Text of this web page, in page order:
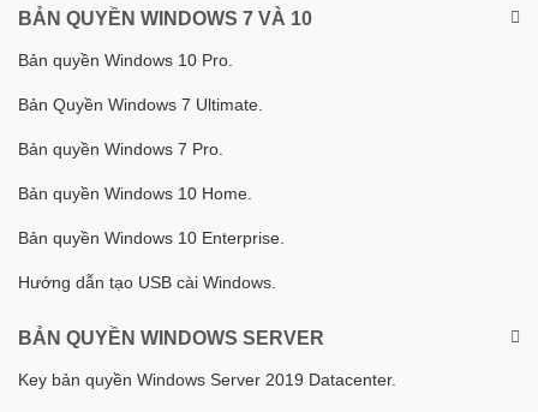
BẢN QUYỀN WINDOWS 7 VÀ 10
Bản quyền Windows 10 Pro.
Bản Quyền Windows 7 Ultimate.
Bản quyền Windows 7 Pro.
Bản quyền Windows 10 Home.
Bản quyền Windows 10 Enterprise.
Hướng dẫn tạo USB cài Windows.
BẢN QUYỀN WINDOWS SERVER
Key bản quyền Windows Server 2019 Datacenter.